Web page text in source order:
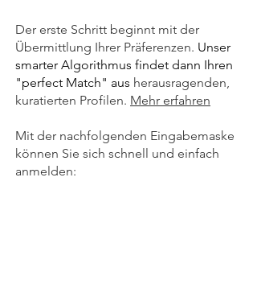
Der erste Schritt beginnt mit der
Übermittlung Ihrer Präferenzen. Unser
smarter Algorithmus findet dann Ihren
"perfect Match" aus herausragenden,
kuratierten Profilen. Mehr erfahren
Mit der nachfolgenden Eingabemaske
können Sie sich schnell und einfach
anmelden: